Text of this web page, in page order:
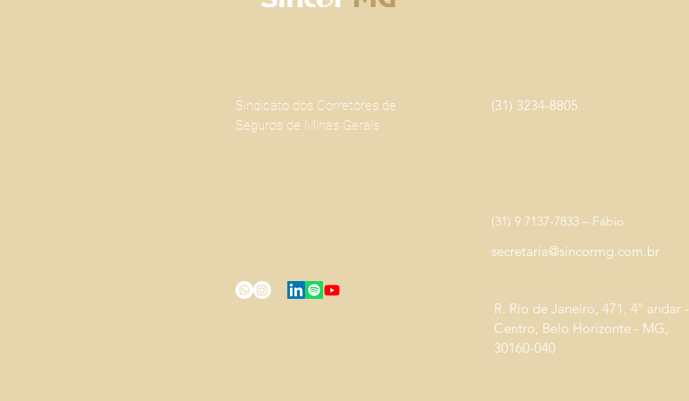
Sindicato dos Corretores de
Seguros de Minas Gerais
(31) 3234-8805
(31) 9 7137-7833 – Fábio
secretaria@sincormg.com.br
R. Rio de Janeiro, 471, 4º andar -
Centro, Belo Horizonte - MG,
30160-040